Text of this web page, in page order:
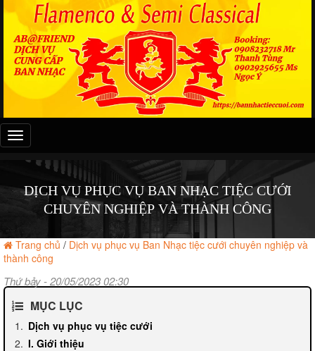
Đây
là
menu
DỊCH VỤ PHỤC VỤ BAN NHẠC TIỆC CƯỚI
CHUYÊN NGHIỆP VÀ THÀNH CÔNG
Trang chủ / Dịch vụ phục vụ Ban Nhạc tiệc cưới chuyên nghiệp và
thành công
Thứ bảy - 20/05/2023 02:30
MỤC LỤC
Dịch vụ phục vụ tiệc cưới
I. Giới thiệu